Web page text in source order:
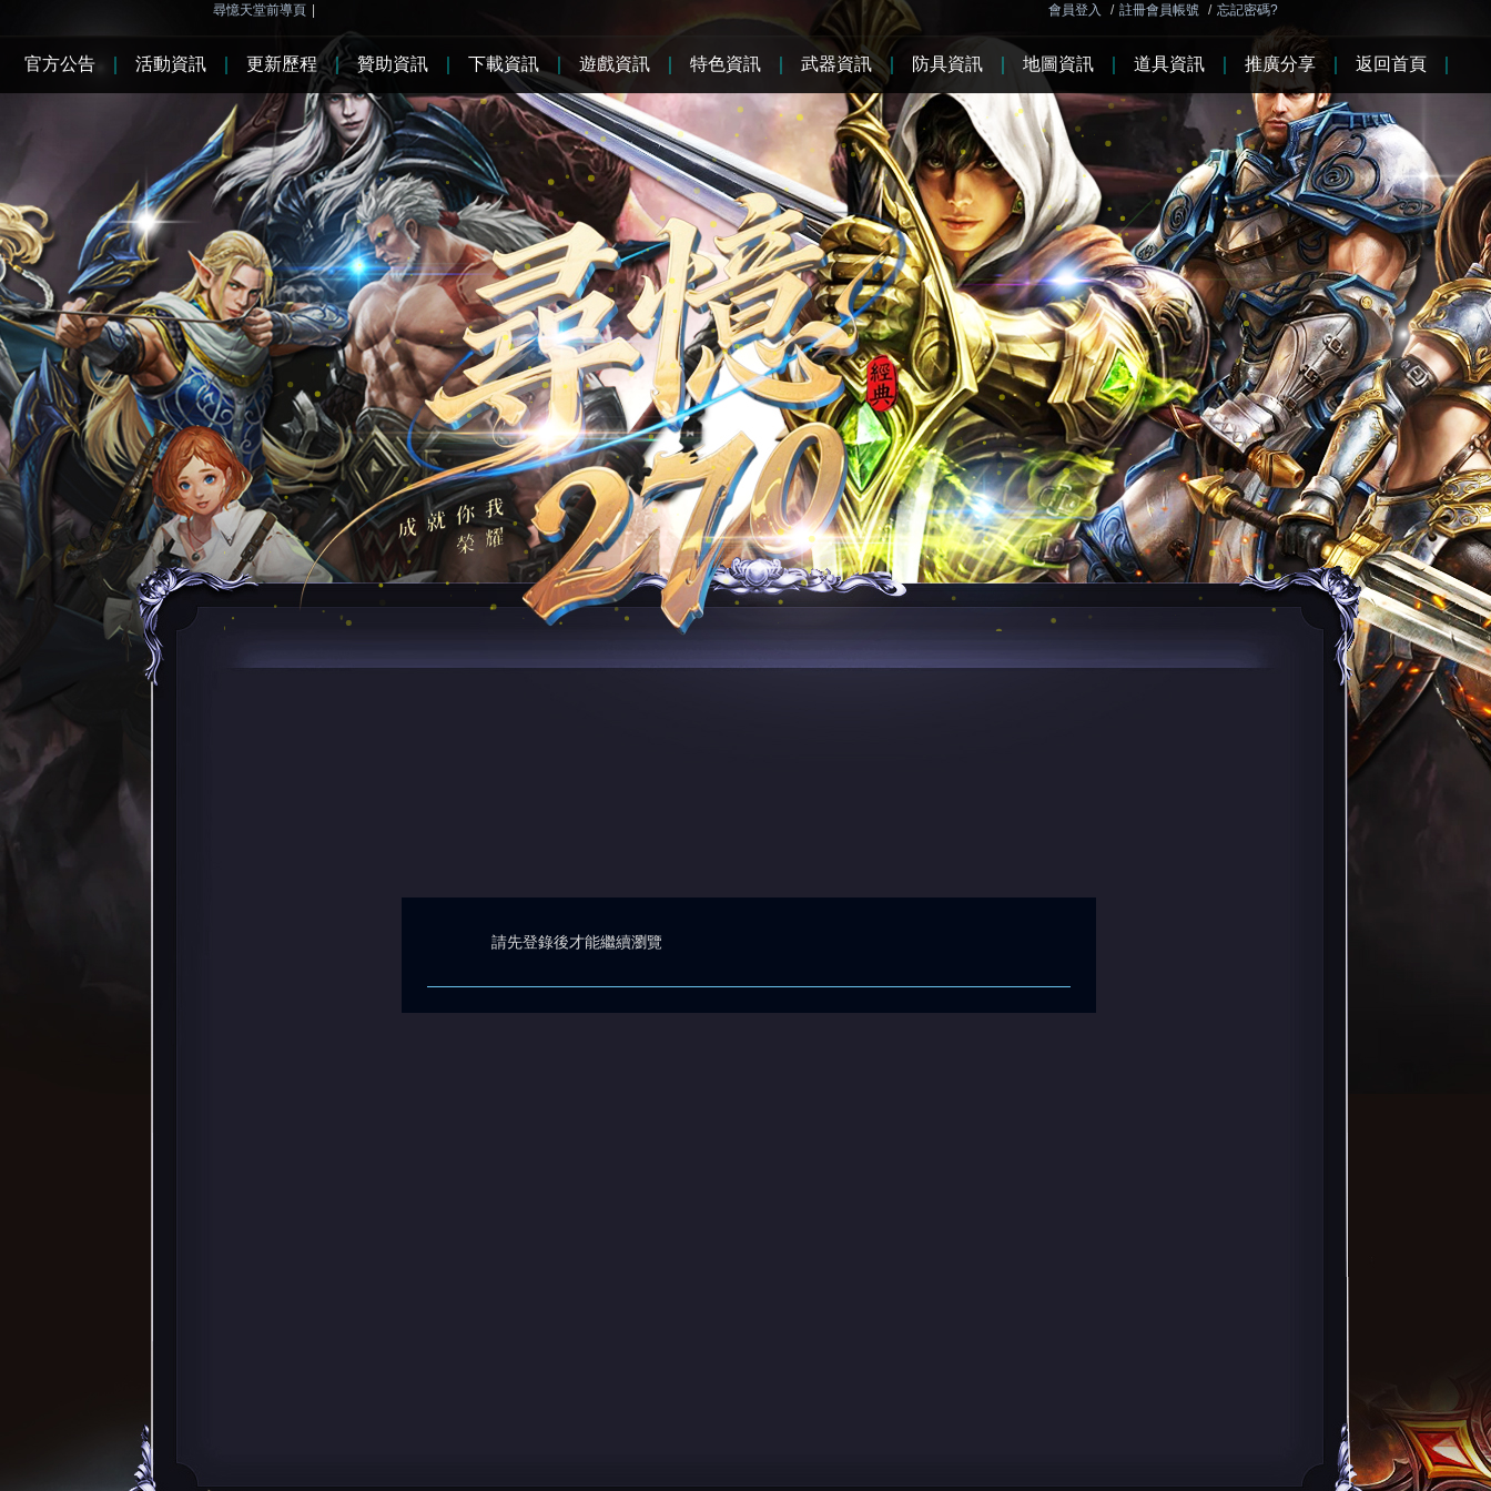
尋憶天堂前導頁 會員登入 / 註冊會員帳號 / 忘記密碼?
請先登錄後才能繼續瀏覽